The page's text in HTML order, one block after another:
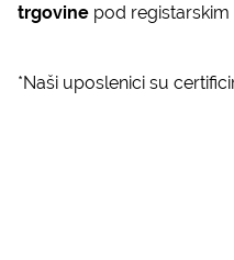
trgovine pod
*Naši uposlenici su